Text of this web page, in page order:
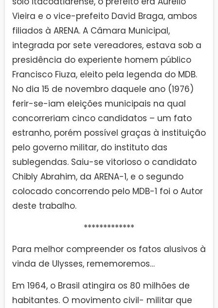
Vieira e o vice-prefeito David Braga, ambos
filiados à ARENA. A Câmara Municipal,
integrada por sete vereadores, estava sob a
presidência do experiente homem público
Francisco Fiuza, eleito pela legenda do MDB.
No dia 15 de novembro daquele ano (1976)
ferir-se-iam eleições municipais na qual
concorreriam cinco candidatos – um fato
estranho, porém possível graças à instituição
pelo governo militar, do instituto das
sublegendas. Saiu-se vitorioso o candidato
Chibly Abrahim, da ARENA-1, e o segundo
colocado concorrendo pelo MDB-1 foi o Autor
deste trabalho.
*************
Para melhor compreender os fatos alusivos à
vinda de Ulysses, rememoremos…
Em 1964, o Brasil atingira os 80 milhões de
habitantes. O movimento civil- militar que